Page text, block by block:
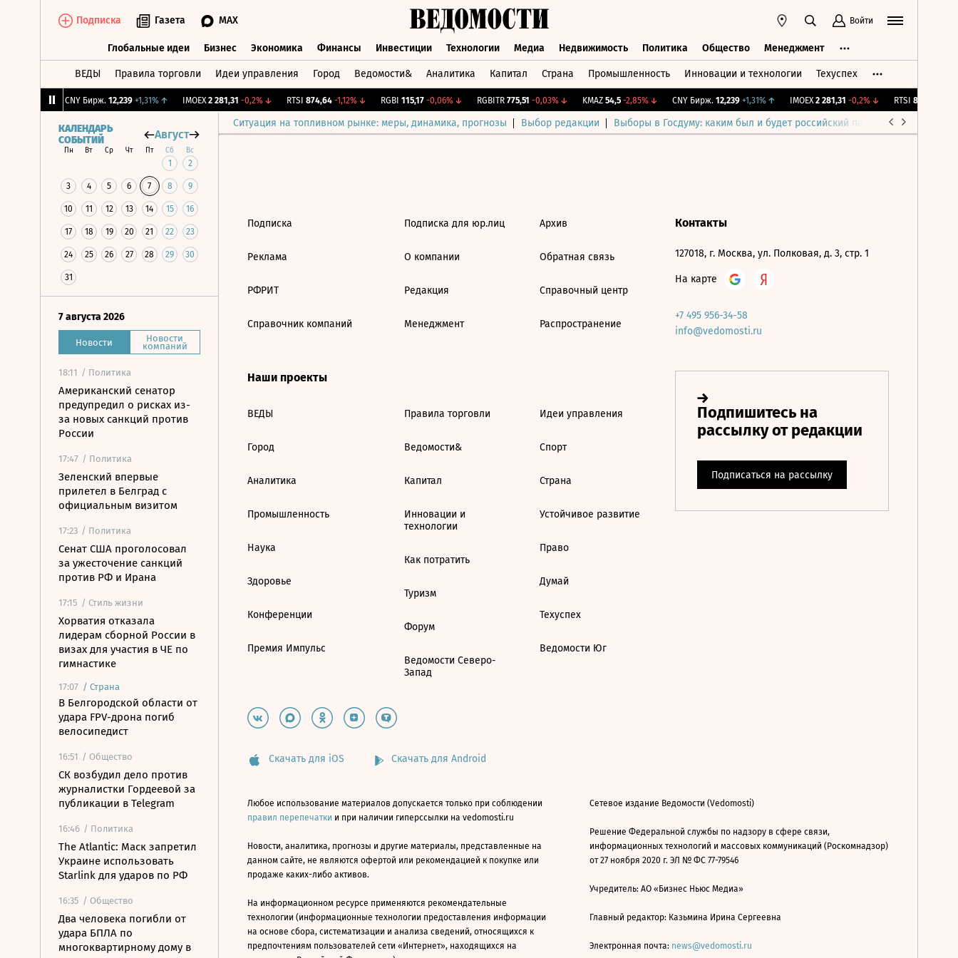
Подписка Газета MAX Войти
Глобальные идеи Бизнес Экономика Финансы Инвестиции Технологии Медиа Недвижимость Политика Общество Менеджмент
ВЕДЫ Правила торговли Идеи управления Город Ведомости& Аналитика Капитал Страна Промышленность Инновации и технологии Техуспех
CNY Бирж. 12,239 +1,31%↑ IMOEX 2 281,31 -0,2%↓ RTSI 874,64 -1,12%↓ RGBI 115,17 -0,06%↓ RGBITR 775,51 -0,03%↓ KMAZ 54,5 -2,85%↓ CNY Бирж. 12,239 +1,31%↑ IMOEX 2 281,31 -0,2%↓ RTSI 874,64
Ситуация на топливном рынке: меры, динамика, прогнозы Выбор редакции Выборы в Госдуму: каким был и будет российский парламент
КАЛЕНДАРЬ
СОБЫТИЙ
Август
Пн Вт Ср Чт Пт Сб Вс
1 2
3 4 5 6 7 8 9
10 11 12 13 14 15 16
17 18 19 20 21 22 23
24 25 26 27 28 29 30
31
7 августа 2026
Новости Новости
компаний
18:11 / Политика
Американский сенатор
предупредил о рисках из-
за новых санкций против
России
17:47 / Политика
Зеленский впервые
прилетел в Белград с
официальным визитом
17:23 / Политика
Сенат США проголосовал
за ужесточение санкций
против РФ и Ирана
17:15 / Стиль жизни
Хорватия отказала
лидерам сборной России в
визах для участия в ЧЕ по
гимнастике
17:07 / Страна
В Белгородской области от
удара FPV-дрона погиб
велосипедист
16:51 / Общество
СК возбудил дело против
журналистки Гордеевой за
публикации в Telegram
16:46 / Политика
The Atlantic: Маск запретил
Украине использовать
Starlink для ударов по РФ
16:35 / Общество
Два человека погибли от
удара БПЛА по
многоквартирному дому в
Подписка
Реклама
РФРИТ
Справочник компаний
Подписка для юр.лиц
О компании
Редакция
Менеджмент
Архив
Обратная связь
Справочный центр
Распространение
Наши проекты
ВЕДЫ
Город
Аналитика
Промышленность
Наука
Здоровье
Конференции
Премия Импульс
Правила торговли
Ведомости&
Капитал
Инновации и
технологии
Как потратить
Туризм
Форум
Ведомости Северо-
Запад
Идеи управления
Спорт
Страна
Устойчивое развитие
Право
Думай
Техуспех
Ведомости Юг
Контакты
127018, г. Москва, ул. Полковая, д. 3, стр. 1
На карте
+7 495 956-34-58
info@vedomosti.ru
Скачать для iOS Скачать для Android
Любое использование материалов допускается только при соблюдении
правил перепечатки и при наличии гиперссылки на vedomosti.ru
Новости, аналитика, прогнозы и другие материалы, представленные на
данном сайте, не являются офертой или рекомендацией к покупке или
продаже каких-либо активов.
На информационном ресурсе применяются рекомендательные
технологии (информационные технологии предоставления информации
на основе сбора, систематизации и анализа сведений, относящихся к
предпочтениям пользователей сети «Интернет», находящихся на
Сетевое издание Ведомости (Vedomosti)
Решение Федеральной службы по надзору в сфере связи,
информационных технологий и массовых коммуникаций (Роскомнадзор)
от 27 ноября 2020 г. ЭЛ № ФС 77-79546
Учредитель: АО «Бизнес Ньюс Медиа»
Главный редактор: Казьмина Ирина Сергеевна
Электронная почта: news@vedomosti.ru